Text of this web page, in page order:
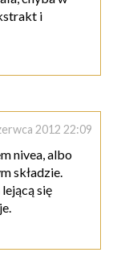
i
2012 22:09
nivea, albo
składzie.
się